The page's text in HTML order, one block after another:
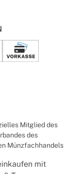
Mitglied des
des
Münzfachhandels
mit